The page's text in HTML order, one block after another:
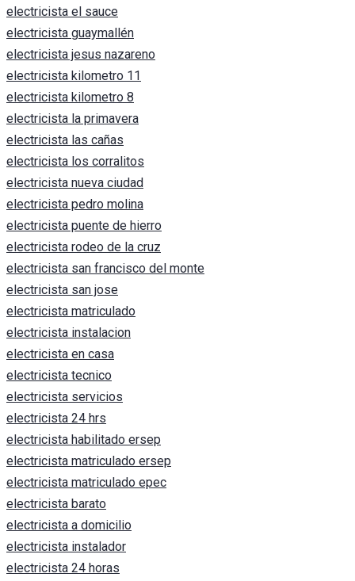
electricista el sauce
electricista guaymallén
electricista jesus nazareno
electricista kilometro 11
electricista kilometro 8
electricista la primavera
electricista las cañas
electricista los corralitos
electricista nueva ciudad
electricista pedro molina
electricista puente de hierro
electricista rodeo de la cruz
electricista san francisco del monte
electricista san jose
electricista matriculado
electricista instalacion
electricista en casa
electricista tecnico
electricista servicios
electricista 24 hrs
electricista habilitado ersep
electricista matriculado ersep
electricista matriculado epec
electricista barato
electricista a domicilio
electricista instalador
electricista 24 horas